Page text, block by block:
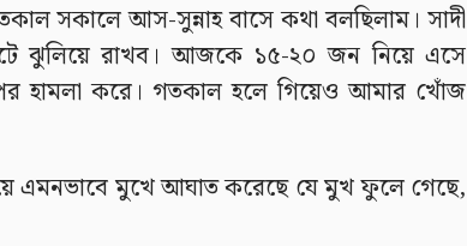
সকালে আস-সুন্নাহ বাসে কথা বলছিলাম। সাদী
ঝুলিয়ে রাখব। আজকে ১৫-২০ জন নিয়ে এসে
হামলা করে। গতকাল হলে গিয়েও আমার খোঁজ
এমনভাবে মুখে আঘাত করেছে যে মুখ ফুলে গেছে,